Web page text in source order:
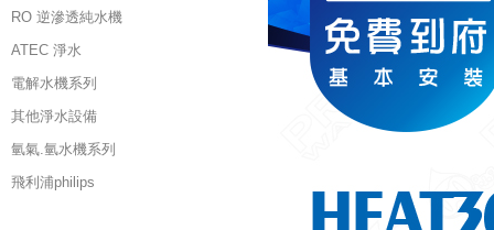
RO 逆滲透純水機
ATEC 淨水
電解水機系列
其他淨水設備
氫氣.氫水機系列
飛利浦philips